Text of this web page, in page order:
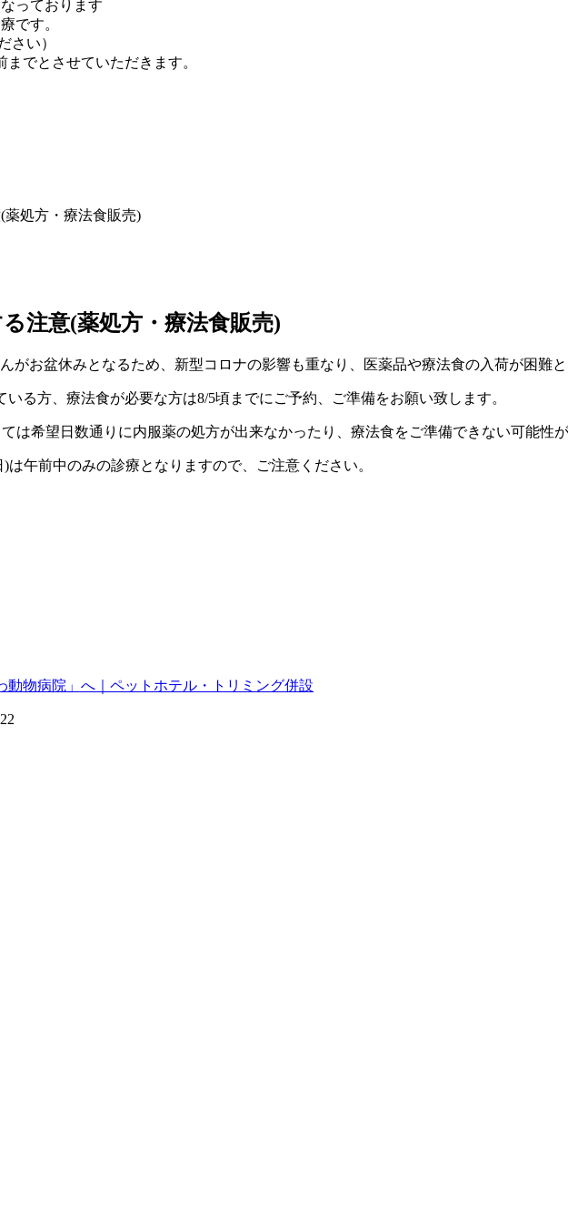
っております
です。
さい）
でとさせていただきます。
処方・療法食販売)
注意(薬処方・療法食販売)
がお盆休みとなるため、新型コロナの影響も重なり、医薬品や療法食の入荷が困難と
る方、療法食が必要な方は8/5頃までにご予約、ご準備をお願い致します。
は希望日数通りに内服薬の処方が出来なかったり、療法食をご準備できない可能性
は午前中のみの診療となりますので、ご注意ください。